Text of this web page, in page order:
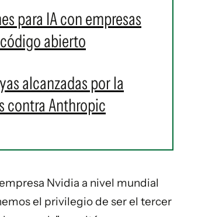
para IA con empresas
abierto
alcanzadas por la
contra Anthropic
Nvidia a nivel mundial
el privilegio de ser el tercer